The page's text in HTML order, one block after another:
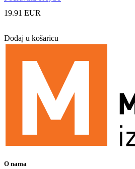
19.91 EUR
Dodaj u košaricu
O nama